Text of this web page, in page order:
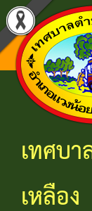
แนะนำ
เทศบาล
ความ
เป็นมา
งาน
บริการ
ประชาชน
บริการ
โครงสร้
องค์กร
เทศบาล
โครงสร้าง
ศูนย์
ข้อมูล
ข่าวสาร
และ
ติดต่อ
ข้อมูล
ติดต่อ
แจ้ง
เทศบ
เหลือง